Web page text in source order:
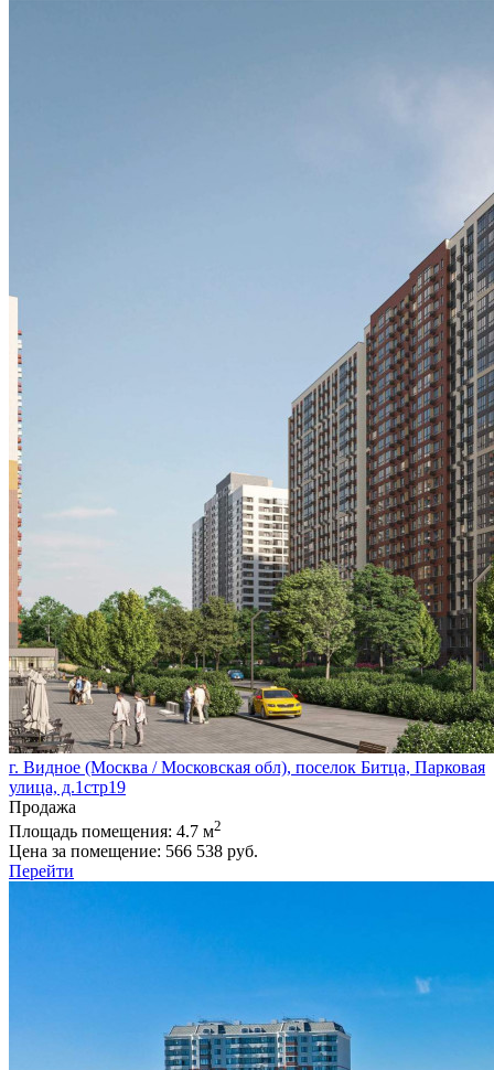
г. Видное (Москва / Московская обл), поселок Битца, Парковая
улица, д.1стр19
Продажа
Площадь помещения: 4.7 м2
Цена за помещение: 566 538 руб.
Перейти